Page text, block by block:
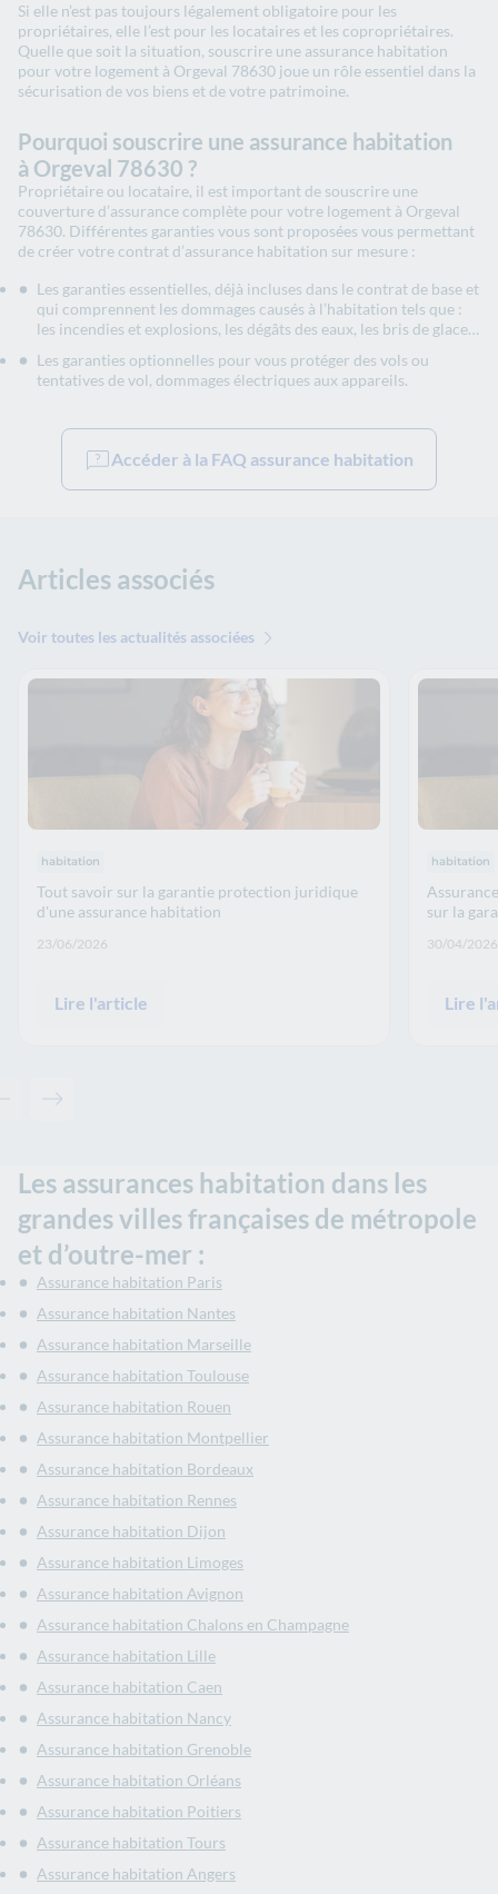
Si elle n’est pas toujours légalement obligatoire pour les
propriétaires, elle l’est pour les locataires et les copropriétaires.
Quelle que soit la situation, souscrire une assurance habitation
pour votre logement à Orgeval 78630 joue un rôle essentiel dans la
sécurisation de vos biens et de votre patrimoine.
Pourquoi souscrire une assurance habitation
à Orgeval 78630 ?
Propriétaire ou locataire, il est important de souscrire une
couverture d’assurance complète pour votre logement à Orgeval
78630. Différentes garanties vous sont proposées vous permettant
de créer votre contrat d’assurance habitation sur mesure :
Les garanties essentielles, déjà incluses dans le contrat de base et
qui comprennent les dommages causés à l’habitation tels que :
les incendies et explosions, les dégâts des eaux, les bris de glace…
Les garanties optionnelles pour vous protéger des vols ou
tentatives de vol, dommages électriques aux appareils.
Accéder à la FAQ assurance habitation
Articles associés
Voir toutes les actualités associées
Thématiques : :
habitation
Tout savoir sur la garantie protection juridique
d'une assurance habitation
Date de publication: :
23/06/2026
Lire l'article
habitation
sur la
Date de
30/04/2026
Lire
Contenu précédent - Articles associés
Contenu suivant - Articles associés
Les assurances habitation dans les
grandes villes françaises de métropole
et d’outre-mer :
Assurance habitation Paris
Assurance habitation Nantes
Assurance habitation Marseille
Assurance habitation Toulouse
Assurance habitation Rouen
Assurance habitation Montpellier
Assurance habitation Bordeaux
Assurance habitation Rennes
Assurance habitation Dijon
Assurance habitation Limoges
Assurance habitation Avignon
Assurance habitation Chalons en Champagne
Assurance habitation Lille
Assurance habitation Caen
Assurance habitation Nancy
Assurance habitation Grenoble
Assurance habitation Orléans
Assurance habitation Poitiers
Assurance habitation Tours
Assurance habitation Angers